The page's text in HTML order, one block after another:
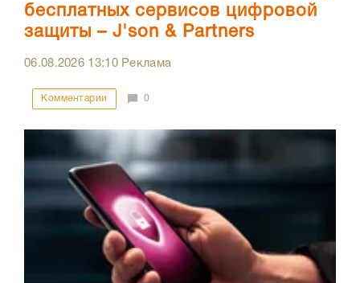
бесплатных сервисов цифровой
защиты – J'son & Partners
06.08.2026 13:10Реклама
Комментарии 0